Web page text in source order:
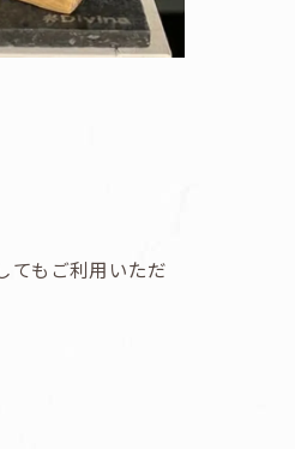
てもご利用いただ